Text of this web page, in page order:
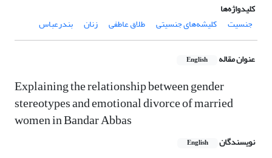
کلیدواژه‌ها
جنسیت
کلیشه‌های جنسیتی طلاق عاطفی زنان بندرعباس
عنوان مقاله English
Explaining the relationship between gender
stereotypes and emotional divorce of married
women in Bandar Abbas
نویسندگان English